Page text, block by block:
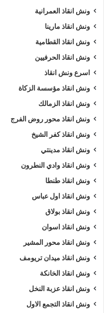
ونش انقاذ العمرانية
ونش انقاذ مارينا
ونش انقاذ القطامية
ونش انقاذ الحرفيين
اسرع ونش انقاذ
ونش انقاذ مؤسسة الزكاة
ونش انقاذ الزمالك
ونش انقاذ محور روض الفرج
ونش انقاذ كفر الشيخ
ونش انقاذ مدينتي
ونش انقاذ وادي النطرون
ونش انقاذ طنطا
ونش انقاذ اول عباس
ونش انقاذ بولاق
ونش انقاذ اسوان
ونش انقاذ محور المشير
ونش انقاذ ميدان تريومف
ونش انقاذ الخانكة
ونش انقاذ عزبة النخل
ونش انقاذ التجمع الاول